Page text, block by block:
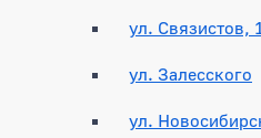
ул. Связистов,
ул. Залесского
ул.